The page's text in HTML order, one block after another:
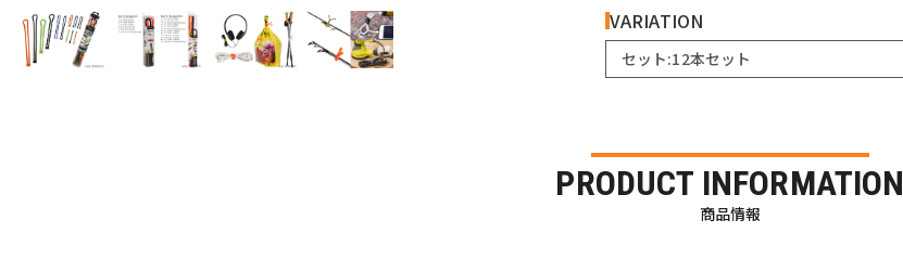
VARIATION
セット:12本セット
PRODUCT INFORMATION
商品情報